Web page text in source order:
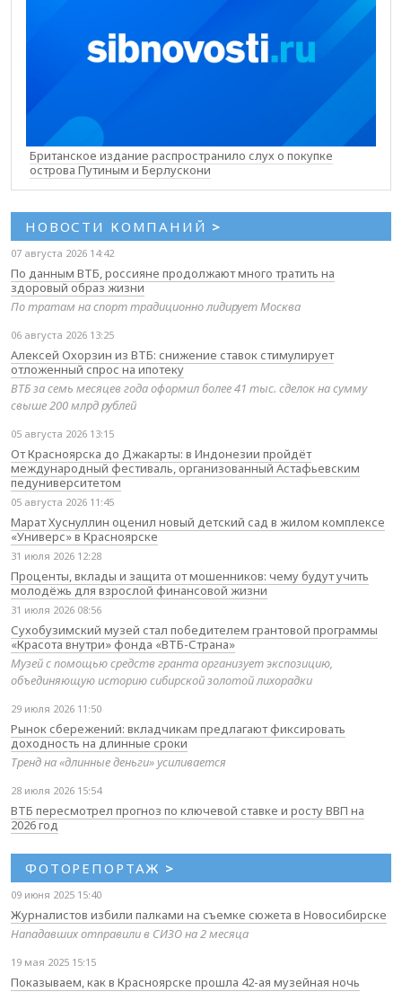
Британское издание распространило слух о покупке
острова Путиным и Берлускони
НОВОСТИ КОМПАНИЙ >
07 августа 2026 14:42
По данным ВТБ, россияне продолжают много тратить на
здоровый образ жизни
По тратам на спорт традиционно лидирует Москва
06 августа 2026 13:25
Алексей Охорзин из ВТБ: снижение ставок стимулирует
отложенный спрос на ипотеку
ВТБ за семь месяцев года оформил более 41 тыс. сделок на сумму
свыше 200 млрд рублей
05 августа 2026 13:15
От Красноярска до Джакарты: в Индонезии пройдёт
международный фестиваль, организованный Астафьевским
педуниверситетом
05 августа 2026 11:45
Марат Хуснуллин оценил новый детский сад в жилом комплексе
«Универс» в Красноярске
31 июля 2026 12:28
Проценты, вклады и защита от мошенников: чему будут учить
молодёжь для взрослой финансовой жизни
31 июля 2026 08:56
Сухобузимский музей стал победителем грантовой программы
«Красота внутри» фонда «ВТБ-Страна»
Музей с помощью средств гранта организует экспозицию,
объединяющую историю сибирской золотой лихорадки
29 июля 2026 11:50
Рынок сбережений: вкладчикам предлагают фиксировать
доходность на длинные сроки
Тренд на «длинные деньги» усиливается
28 июля 2026 15:54
ВТБ пересмотрел прогноз по ключевой ставке и росту ВВП на
2026 год
ФОТОРЕПОРТАЖ >
09 июня 2025 15:40
Журналистов избили палками на съемке сюжета в Новосибирске
Нападавших отправили в СИЗО на 2 месяца
19 мая 2025 15:15
Показываем, как в Красноярске прошла 42-ая музейная ночь